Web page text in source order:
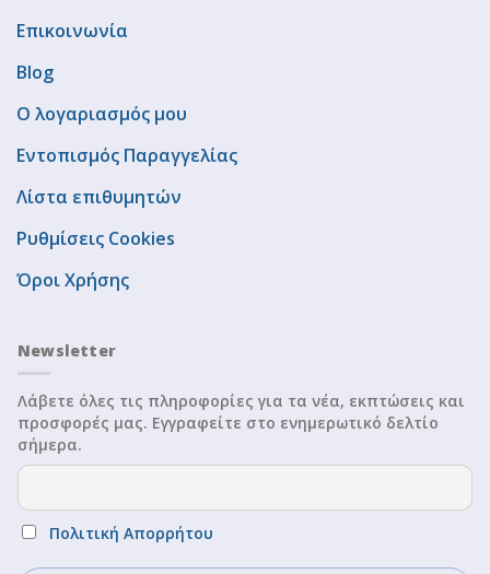
Επικοινωνία
Blog
Ο λογαριασμός μου
Εντοπισμός Παραγγελίας
Λίστα επιθυμητών
Ρυθμίσεις Cookies
Όροι Χρήσης
Newsletter
Λάβετε όλες τις πληροφορίες για τα νέα, εκπτώσεις και
προσφορές μας. Εγγραφείτε στο ενημερωτικό δελτίο
σήμερα.
Πολιτική Απορρήτου